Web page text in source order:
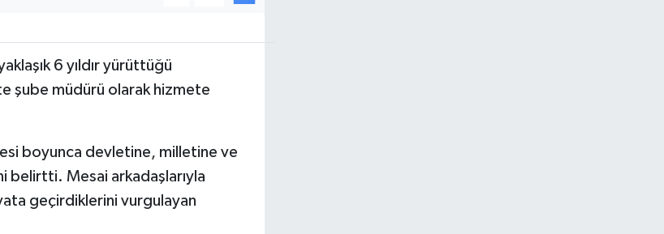
6 yıldır yürüttüğü
şube müdürü olarak hizmete
boyunca devletine, milletine ve
Mesai arkadaşlarıyla
geçirdiklerini vurgulayan